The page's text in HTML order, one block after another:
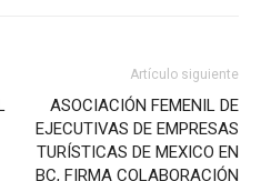
Artículo siguiente
ASOCIACIÓN FEMENIL DE
EJECUTIVAS DE EMPRESAS
TURÍSTICAS DE MEXICO EN
BC, FIRMA COLABORACIÓN